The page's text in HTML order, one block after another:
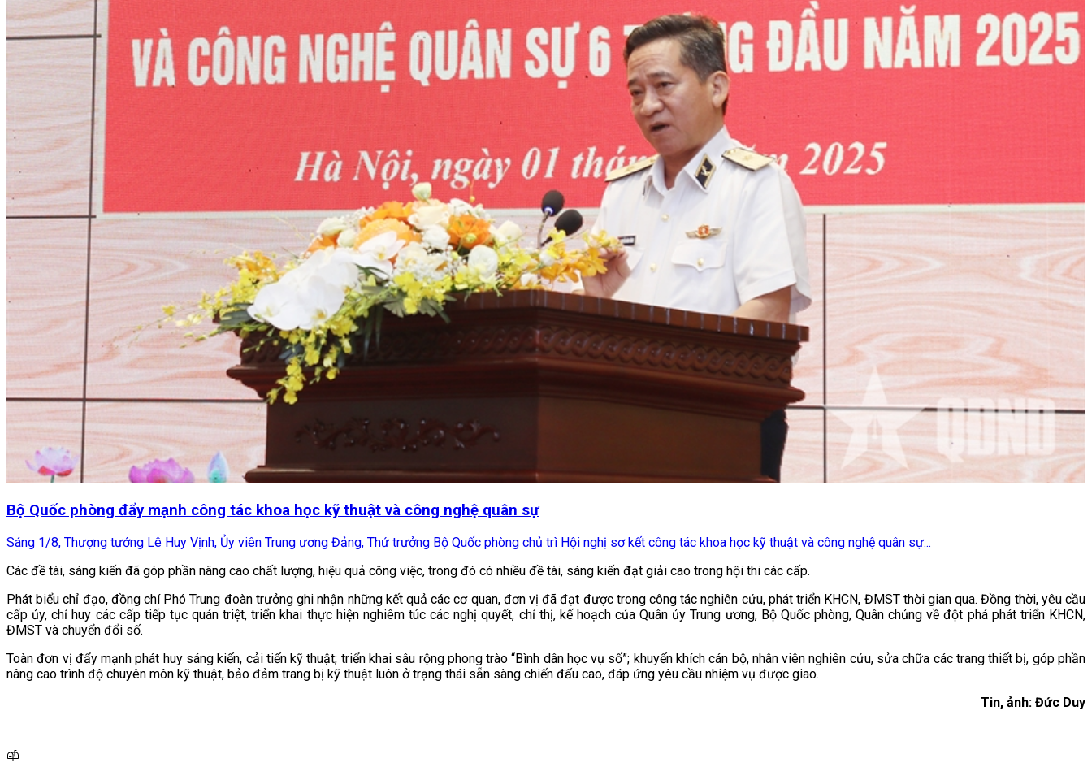
Bộ Quốc phòng đẩy mạnh công tác khoa học kỹ thuật và công nghệ quân sự
Sáng 1/8, Thượng tướng Lê Huy Vịnh, Ủy viên Trung ương Đảng, Thứ trưởng Bộ Quốc phòng chủ trì Hội nghị sơ kết công tác khoa học kỹ thuật và công nghệ quân sự...
Các đề tài, sáng kiến đã góp phần nâng cao chất lượng, hiệu quả công việc, trong đó có nhiều đề tài, sáng kiến đạt giải cao trong hội thi các cấp.
Phát biểu chỉ đạo, đồng chí Phó Trung đoàn trưởng ghi nhận những kết quả các cơ quan, đơn vị đã đạt được trong công tác nghiên cứu, phát triển KHCN, ĐMST thời gian qua. Đồng thời, yêu cầu
cấp ủy, chỉ huy các cấp tiếp tục quán triệt, triển khai thực hiện nghiêm túc các nghị quyết, chỉ thị, kế hoạch của Quân ủy Trung ương, Bộ Quốc phòng, Quân chủng về đột phá phát triển KHCN,
ĐMST và chuyển đổi số.
Toàn đơn vị đẩy mạnh phát huy sáng kiến, cải tiến kỹ thuật; triển khai sâu rộng phong trào “Bình dân học vụ số”; khuyến khích cán bộ, nhân viên nghiên cứu, sửa chữa các trang thiết bị, góp phần
nâng cao trình độ chuyên môn kỹ thuật, bảo đảm trang bị kỹ thuật luôn ở trạng thái sẵn sàng chiến đấu cao, đáp ứng yêu cầu nhiệm vụ được giao.
Tin, ảnh: Đức Duy